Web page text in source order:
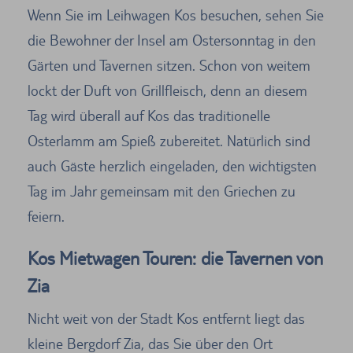
Wenn Sie im Leihwagen Kos besuchen, sehen Sie
die Bewohner der Insel am Ostersonntag in den
Gärten und Tavernen sitzen. Schon von weitem
lockt der Duft von Grillfleisch, denn an diesem
Tag wird überall auf Kos das traditionelle
Osterlamm am Spieß zubereitet. Natürlich sind
auch Gäste herzlich eingeladen, den wichtigsten
Tag im Jahr gemeinsam mit den Griechen zu
feiern.
Kos Mietwagen Touren: die Tavernen von
Zia
Nicht weit von der Stadt Kos entfernt liegt das
kleine Bergdorf Zia, das Sie über den Ort